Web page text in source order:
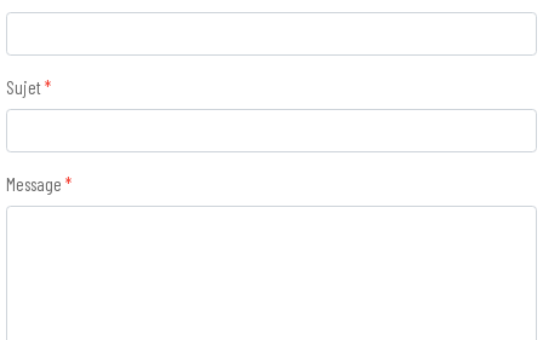
Sujet*
Message *